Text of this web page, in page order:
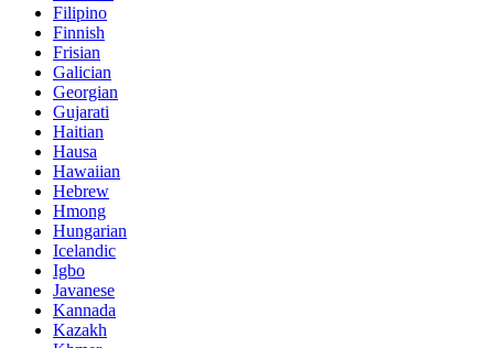
Filipino
Finnish
Frisian
Galician
Georgian
Gujarati
Haitian
Hausa
Hawaiian
Hebrew
Hmong
Hungarian
Icelandic
Igbo
Javanese
Kannada
Kazakh